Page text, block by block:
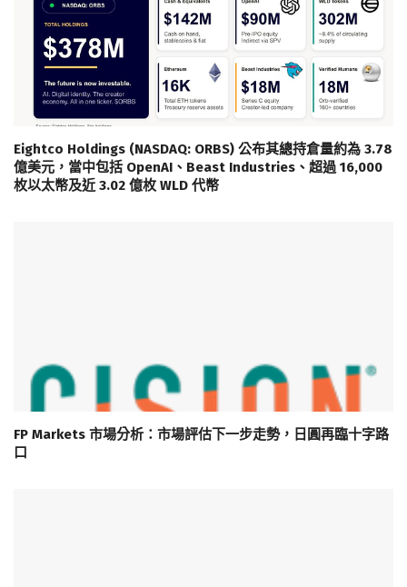
Eightco Holdings (NASDAQ: ORBS) 公布其總持倉量約為 3.78
億美元，當中包括 OpenAI、Beast Industries、超過 16,000
枚以太幣及近 3.02 億枚 WLD 代幣
FP Markets 市場分析：市場評估下一步走勢，日圓再臨十字路
口